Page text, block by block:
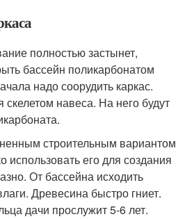
полностью застынет,
бассейн поликарбонатом
надо соорудить каркас.
скелетом навеса. На него будут
строительным вариантом
использовать его для создания
От бассейна исходить
Древесина быстро гниет.
дачи прослужит 5-6 лет.